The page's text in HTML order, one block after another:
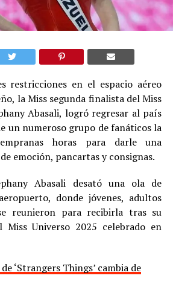
restricciones en el espacio aéreo
la Miss segunda finalista del Miss
Abasali, logró regresar al país
un numeroso grupo de fanáticos la
horas para darle una
emoción, pancartas y consignas.
Abasali desató una ola de
donde jóvenes, adultos
reunieron para recibirla tras su
Universo 2025 celebrado en
‘Strangers Things’ cambia de